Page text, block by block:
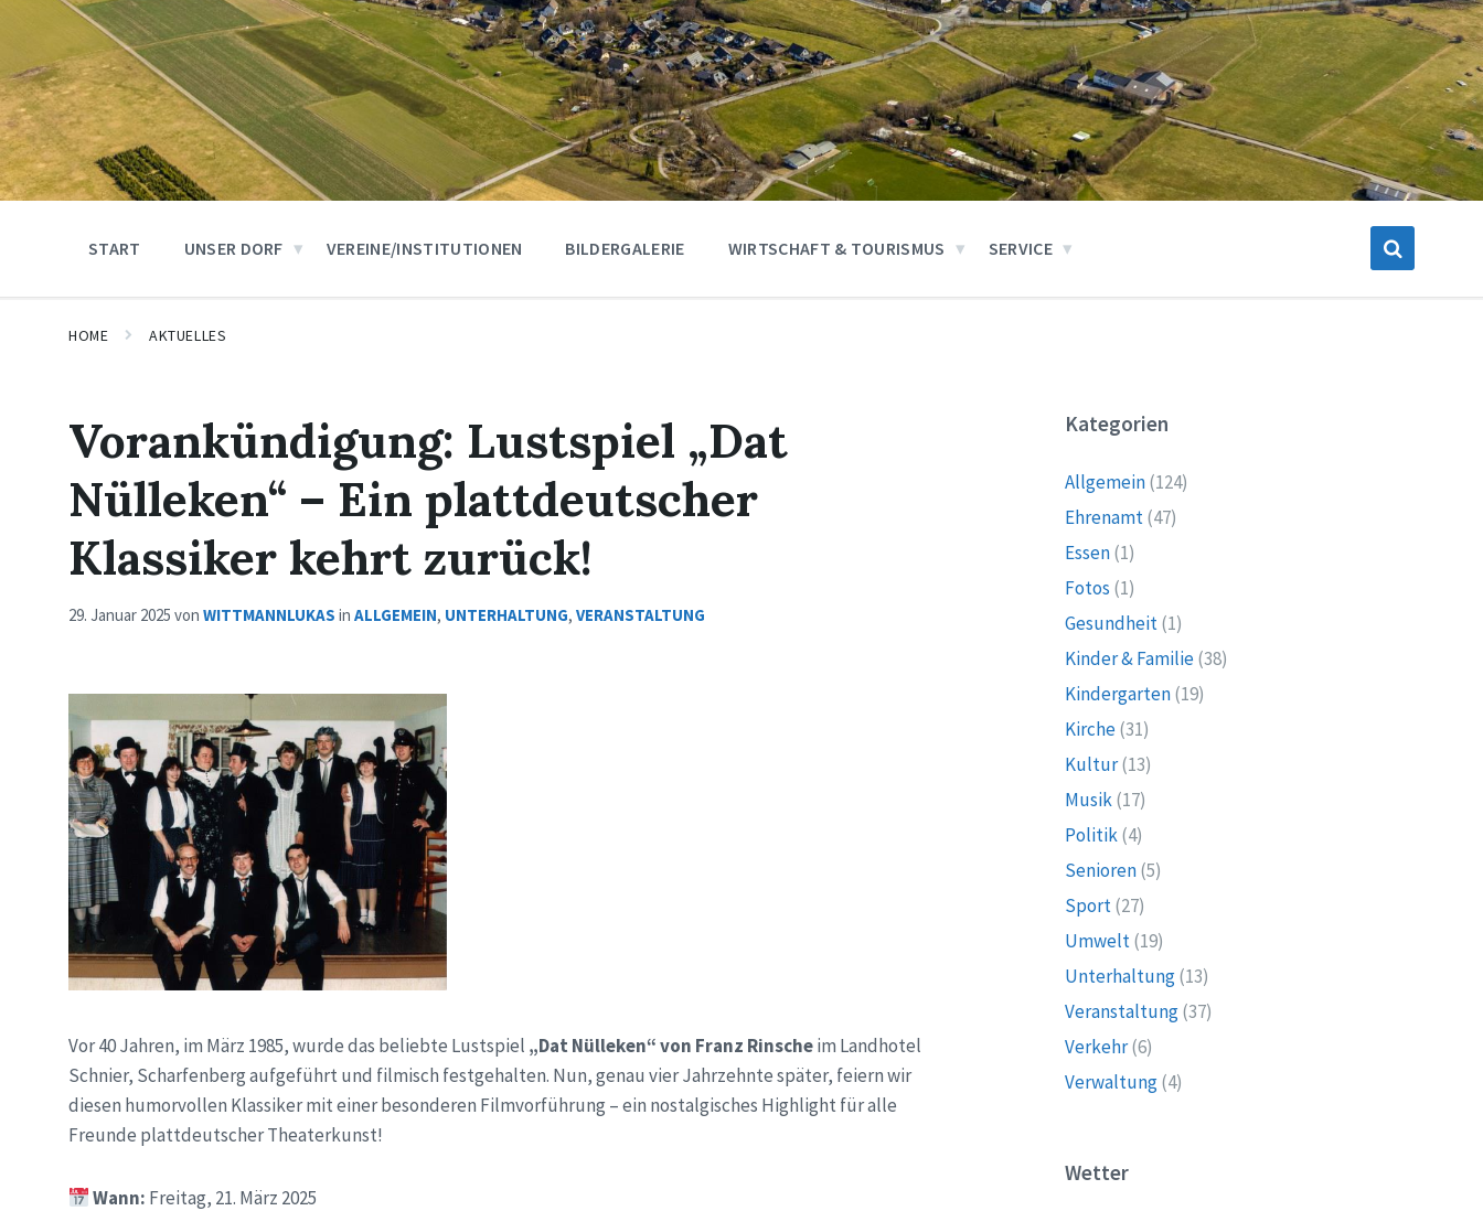
START UNSER DORF VEREINE/INSTITUTIONEN BILDERGALERIE WIRTSCHAFT & TOURISMUS SERVICE
HOME AKTUELLES
Vorankündigung: Lustspiel „Dat
Nülleken“ – Ein plattdeutscher
Klassiker kehrt zurück!
29. Januar 2025 von WITTMANNLUKAS in ALLGEMEIN, UNTERHALTUNG, VERANSTALTUNG
Vor 40 Jahren, im März 1985, wurde das beliebte Lustspiel „Dat Nülleken“ von Franz Rinscheim Landhotel
Schnier, Scharfenberg aufgeführt und filmisch festgehalten. Nun, genau vier Jahrzehnte später, feiern wir
diesen humorvollen Klassiker mit einer besonderen Filmvorführung – ein nostalgisches Highlight für alle
Freunde plattdeutscher Theaterkunst!
Wann: Freitag, 21. März 2025
Kategorien
Allgemein(124)
Ehrenamt(47)
Essen(1)
Fotos (1)
Gesundheit(1)
Kinder & Familie(38)
Kindergarten(19)
Kirche(31)
Kultur(13)
Musik(17)
Politik(4)
Senioren(5)
Sport(27)
Umwelt(19)
Unterhaltung(13)
Veranstaltung(37)
Verkehr(6)
Verwaltung(4)
Wetter